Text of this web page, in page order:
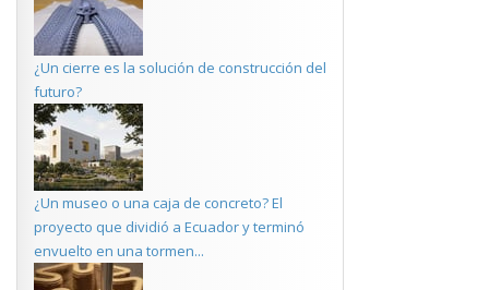
¿Un cierre es la solución de construcción del
futuro?
¿Un museo o una caja de concreto? El
proyecto que dividió a Ecuador y terminó
envuelto en una tormen...